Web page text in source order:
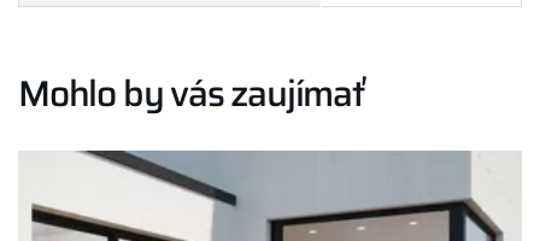
Mohlo by vás zaujímať